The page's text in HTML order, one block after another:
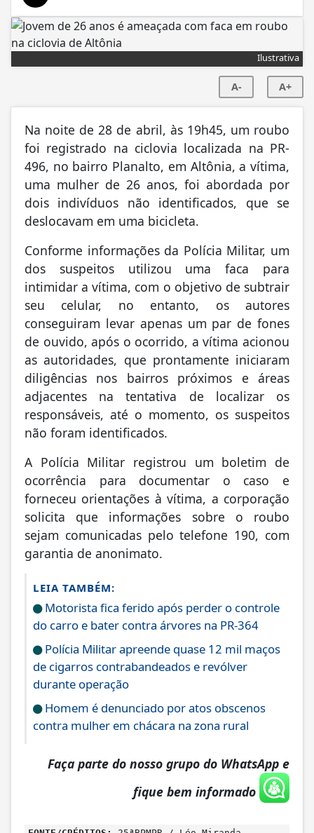
Ilustrativa
A- A+
Na noite de 28 de abril, às 19h45, um roubo
foi registrado na ciclovia localizada na PR-
496, no bairro Planalto, em Altônia, a vítima,
uma mulher de 26 anos, foi abordada por
dois indivíduos não identificados, que se
deslocavam em uma bicicleta.
Conforme informações da Polícia Militar, um
dos suspeitos utilizou uma faca para
intimidar a vítima, com o objetivo de subtrair
seu celular, no entanto, os autores
conseguiram levar apenas um par de fones
de ouvido, após o ocorrido, a vítima acionou
as autoridades, que prontamente iniciaram
diligências nos bairros próximos e áreas
adjacentes na tentativa de localizar os
responsáveis, até o momento, os suspeitos
não foram identificados.
A Polícia Militar registrou um boletim de
ocorrência para documentar o caso e
forneceu orientações à vítima, a corporação
solicita que informações sobre o roubo
sejam comunicadas pelo telefone 190, com
garantia de anonimato.
LEIA TAMBÉM:
Motorista fica ferido após perder o controle
do carro e bater contra árvores na PR-364
Polícia Militar apreende quase 12 mil maços
de cigarros contrabandeados e revólver
durante operação
Homem é denunciado por atos obscenos
contra mulher em chácara na zona rural
Faça parte do nosso grupo do WhatsApp e
fique bem informado